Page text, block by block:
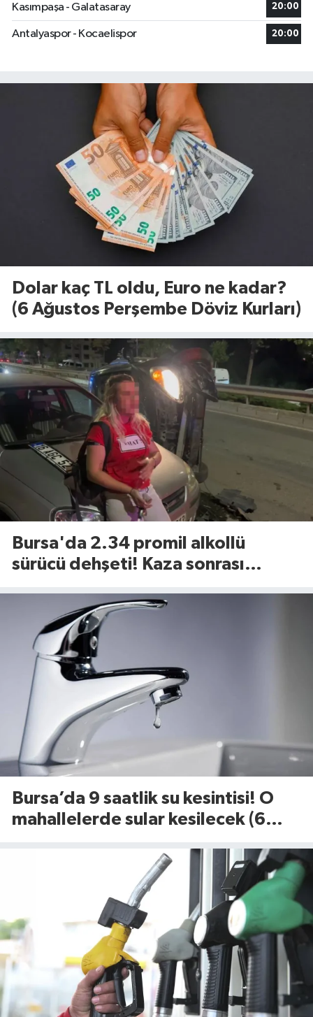
Kasımpaşa - Galatasaray 20:00
Antalyaspor - Kocaelispor 20:00
Dolar kaç TL oldu, Euro ne kadar?
(6 Ağustos Perşembe Döviz Kurları)
Bursa'da 2.34 promil alkollü
sürücü dehşeti! Kaza sonrası
Bursa’da 9 saatlik su kesintisi! O
mahallelerde sular kesilecek (6